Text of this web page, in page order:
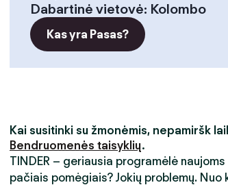
Dabartinė vietovė: Kolombo
Kas yra Pasas?
Kai susitinki su žmonėmis, nepamiršk
Bendruomenės taisyklių.
TINDER – geriausia programėlė
pačiais pomėgiais? Jokių problemų.